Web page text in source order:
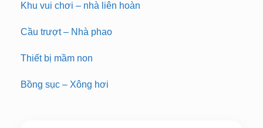
Khu vui chơi – nhà liên hoàn
Cầu trượt – Nhà phao
Thiết bị mầm non
Bồng sục – Xông hơi